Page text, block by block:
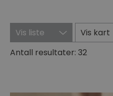
Vis liste
Vis kart
Antall resultater: 32